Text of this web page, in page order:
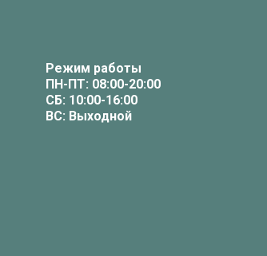
Режим работы
ПН-ПТ: 08:00-20:00
СБ: 10:00-16:00
ВС: Выходной